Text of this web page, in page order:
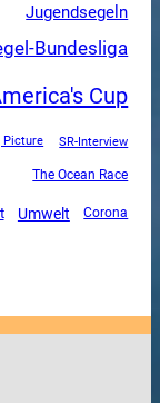
Jugendsegeln
Bundesliga
Cup
Picture SR-Interview
The Ocean Race
Umwelt Corona